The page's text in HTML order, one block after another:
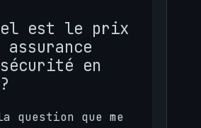
est le prix
assurance
en
question que me